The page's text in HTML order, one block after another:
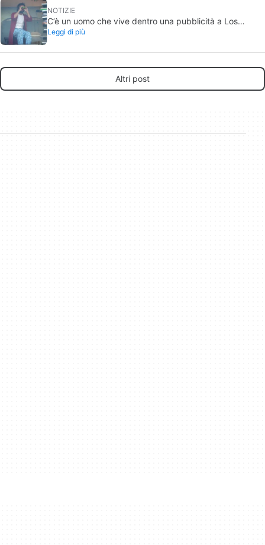
NOTIZIE
C’è un uomo che vive dentro una pubblicità a Los
Angeles, e solo pochi sanno quale film sta promuovendo
Leggi di più
Altri post